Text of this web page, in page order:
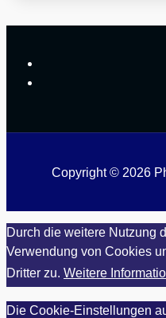
Copyright © 2026
Durch die weitere Nutzung
Verwendung von Cookies
Dritter zu. Weitere
Die Cookie-Einstellungen